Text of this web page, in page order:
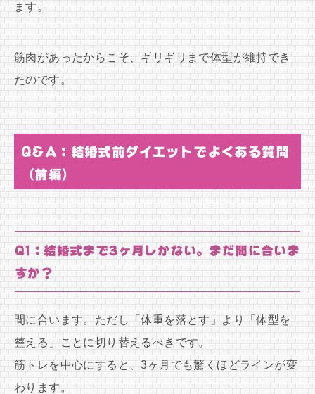
ます。
筋肉があったからこそ、ギリギリまで体型が維持でき
たのです。
Q&A：結婚式前ダイエットでよくある質問
（前編）
Q1：結婚式まで3ヶ月しかない。まだ間に合いま
すか？
間に合います。ただし「体重を落とす」より「体型を
整える」ことに切り替えるべきです。
筋トレを中心にすると、3ヶ月でも驚くほどラインが変
わります。